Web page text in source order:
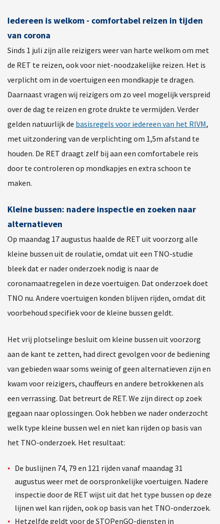
Iedereen is welkom - comfortabel reizen in tijden
van corona
Sinds 1 juli zijn alle reizigers weer van harte welkom om met
de RET te reizen, ook voor niet-noodzakelijke reizen. Het is
verplicht om in de voertuigen een mondkapje te dragen.
Daarnaast vragen wij reizigers om zo veel mogelijk verspreid
over de dag te reizen en grote drukte te vermijden. Verder
gelden natuurlijk de basisregels voor iedereen van het RIVM,
met uitzondering van de verplichting om 1,5m afstand te
houden. De RET draagt zelf bij aan een comfortabele reis
door te controleren op mondkapjes en extra schoon te
maken.
Kleine bussen: nadere inspectie en zoeken naar
alternatieven
Op maandag 17 augustus haalde de RET uit voorzorg alle
kleine bussen uit de roulatie, omdat uit een TNO-studie
bleek dat er nader onderzoek nodig is naar de
coronamaatregelen in deze voertuigen. Dat onderzoek doet
TNO nu. Andere voertuigen konden blijven rijden, omdat dit
voorbehoud specifiek voor de kleine bussen geldt.
Het vrij plotselinge besluit om kleine bussen uit voorzorg
aan de kant te zetten, had direct gevolgen voor de bediening
van gebieden waar soms weinig of geen alternatieven zijn en
kwam voor reizigers, chauffeurs en andere betrokkenen als
een verrassing. Dat betreurt de RET. We zijn direct op zoek
gegaan naar oplossingen. Ook hebben we nader onderzocht
welk type kleine bussen wel en niet kan rijden op basis van
het TNO-onderzoek. Het resultaat:
De buslijnen 74, 79 en 121 rijden vanaf maandag 31
augustus weer met de oorspronkelijke voertuigen. Nadere
inspectie door de RET wijst uit dat het type bussen op deze
lijnen wel kan rijden, ook op basis van het TNO-onderzoek.
Hetzelfde geldt voor de STOPenGO-diensten in